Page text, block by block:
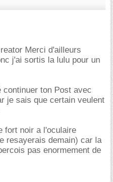
Merci d'ailleurs
j'ai sortis la lulu pour un
ton Post avec
je sais que certain veulent
fort noir a l'oculaire
resayerais demain) car la
pas enormement de